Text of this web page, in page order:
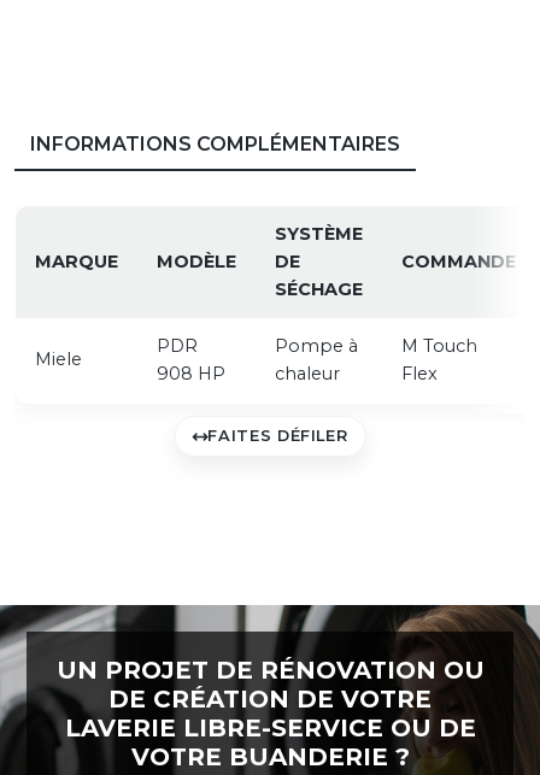
INFORMATIONS COMPLÉMENTAIRES
MARQUE MODÈLE
SYSTÈME
DE
SÉCHAGE
COMMANDE
Miele
PDR
908 HP
Pompe à
chaleur
M Touch
Flex
FAITES DÉFILER
UN PROJET DE RÉNOVATION OU
DE CRÉATION DE VOTRE
LAVERIE LIBRE-SERVICE OU DE
VOTRE BUANDERIE ?